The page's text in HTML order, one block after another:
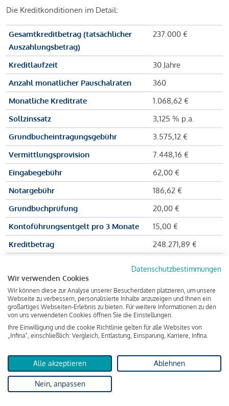
Die Kreditkonditionen im Detail:
Gesamtkreditbetrag (tatsächlicher
Auszahlungsbetrag)
237.000 €
Kreditlaufzeit
30 Jahre
Anzahl monatlicher Pauschalraten
360
Monatliche Kreditrate
1.068,62 €
Sollzinssatz
3,125 % p.a.
Grundbucheintragungsgebühr
3.575,12 €
Vermittlungsprovision
7.448,16 €
Eingabegebühr
62,00 €
Notargebühr
186,62 €
Grundbuchprüfung
20,00 €
Kontoführungsentgelt pro 3 Monate
15,00 €
Kreditbetrag
248.271,89 €
Zu zahlender Gesamtbetrag
Kreditvermittler
INFINA Credit
Broker GmbH
von 237.000 Euro ausgezahlt, um die Wohnung zu kaufen.
Darüber hinaus fallen aber noch einige Gebühren an (z. B. die
Grundbucheintragungsgebühr), sodass die Bank den
Datenschutzbestimmungen
Wir verwenden Cookies
Wir können diese zur Analyse unserer Besucherdaten platzieren, um unsere
Webseite zu verbessern, personalisierte Inhalte anzuzeigen und Ihnen ein
großartiges Webseiten-Erlebnis zu bieten. Für weitere Informationen zu den
von uns verwendeten Cookies öffnen Sie die Einstellungen.
Ihre Einwilligung und die cookie Richtlinie gelten für alle Websites von
„Infina“, einschließlich: Vergleich, Entlastung, Einsparung, Karriere, Infina.
Alle akzeptieren Ablehnen
Nein, anpassen